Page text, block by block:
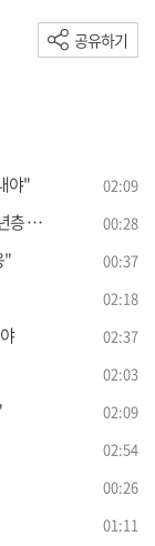
공유하기
야" 02:09
소 00:28
" 00:37
02:18
02:37
02:03
02:09
02:54
00:26
01:11